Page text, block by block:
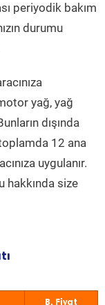
periyodik bakım
durumu
yağ, yağ
dışında
toplamda 12 ana
uygulanır.
hakkında size